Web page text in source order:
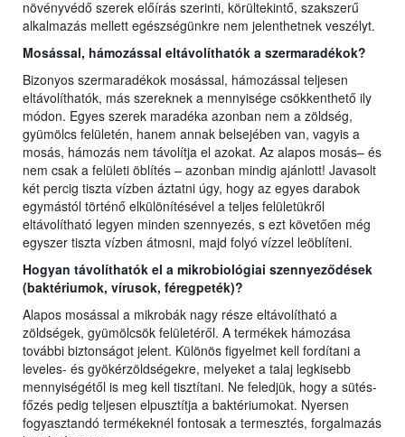
növényvédő szerek előírás szerinti, körültekintő, szakszerű
alkalmazás mellett egészségünkre nem jelenthetnek veszélyt.
Mosással, hámozással eltávolíthatók a szermaradékok?
Bizonyos szermaradékok mosással, hámozással teljesen
eltávolíthatók, más szereknek a mennyisége csökkenthető ily
módon. Egyes szerek maradéka azonban nem a zöldség,
gyümölcs felületén, hanem annak belsejében van, vagyis a
mosás, hámozás nem távolítja el azokat. Az alapos mosás– és
nem csak a felületi öblítés – azonban mindig ajánlott! Javasolt
két percig tiszta vízben áztatni úgy, hogy az egyes darabok
egymástól történő elkülönítésével a teljes felületükről
eltávolítható legyen minden szennyezés, s ezt követően még
egyszer tiszta vízben átmosni, majd folyó vízzel leöblíteni.
Hogyan távolíthatók el a mikrobiológiai szennyeződések
(baktériumok, vírusok, féregpeték)?
Alapos mosással a mikrobák nagy része eltávolítható a
zöldségek, gyümölcsök felületéről. A termékek hámozása
további biztonságot jelent. Különös figyelmet kell fordítani a
leveles- és gyökérzöldségekre, melyeket a talaj legkisebb
mennyiségétől is meg kell tisztítani. Ne feledjük, hogy a sütés-
főzés pedig teljesen elpusztítja a baktériumokat. Nyersen
fogyasztandó termékeknél fontosak a termesztés, forgalmazás